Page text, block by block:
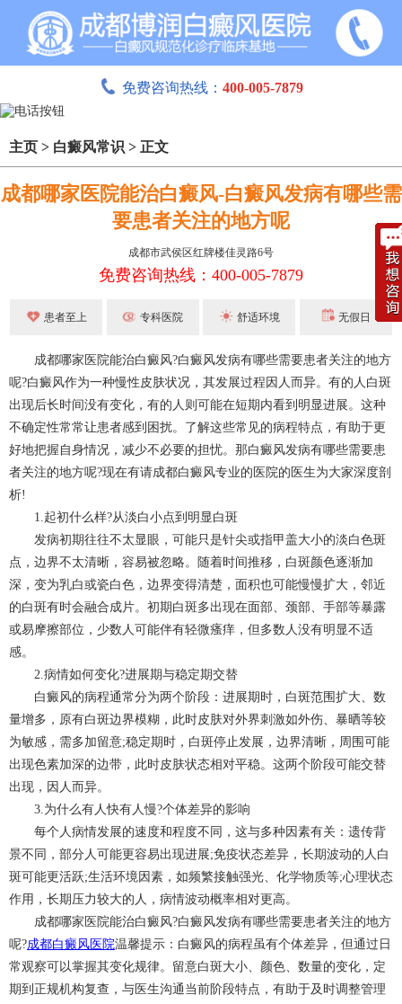
免费咨询热线： 400-005-7879
主页 > 白癜风常识 > 正文
成都哪家医院能治白癜风-白癜风发病有哪些需
要患者关注的地方呢
成都市武侯区红牌楼佳灵路6号
免费咨询热线：400-005-7879
患者至上 专科医院 舒适环境 无假日
成都哪家医院能治白癜风?白癜风发病有哪些需要患者关注的地方
呢?白癜风作为一种慢性皮肤状况，其发展过程因人而异。有的人白斑
出现后长时间没有变化，有的人则可能在短期内看到明显进展。这种
不确定性常常让患者感到困扰。了解这些常见的病程特点，有助于更
好地把握自身情况，减少不必要的担忧。那白癜风发病有哪些需要患
者关注的地方呢?现在有请成都白癜风专业的医院的医生为大家深度剖
析!
1.起初什么样?从淡白小点到明显白斑
发病初期往往不太显眼，可能只是针尖或指甲盖大小的淡白色斑
点，边界不太清晰，容易被忽略。随着时间推移，白斑颜色逐渐加
深，变为乳白或瓷白色，边界变得清楚，面积也可能慢慢扩大，邻近
的白斑有时会融合成片。初期白斑多出现在面部、颈部、手部等暴露
或易摩擦部位，少数人可能伴有轻微瘙痒，但多数人没有明显不适
感。
2.病情如何变化?进展期与稳定期交替
白癜风的病程通常分为两个阶段：进展期时，白斑范围扩大、数
量增多，原有白斑边界模糊，此时皮肤对外界刺激如外伤、暴晒等较
为敏感，需多加留意;稳定期时，白斑停止发展，边界清晰，周围可能
出现色素加深的边带，此时皮肤状态相对平稳。这两个阶段可能交替
出现，因人而异。
3.为什么有人快有人慢?个体差异的影响
每个人病情发展的速度和程度不同，这与多种因素有关：遗传背
景不同，部分人可能更容易出现进展;免疫状态差异，长期波动的人白
斑可能更活跃;生活环境因素，如频繁接触强光、化学物质等;心理状态
作用，长期压力较大的人，病情波动概率相对更高。
成都哪家医院能治白癜风?白癜风发病有哪些需要患者关注的地方
呢?成都白癜风医院温馨提示：白癜风的病程虽有个体差异，但通过日
常观察可以掌握其变化规律。留意白斑大小、颜色、数量的变化，定
期到正规机构复查，与医生沟通当前阶段特点，有助于及时调整管理